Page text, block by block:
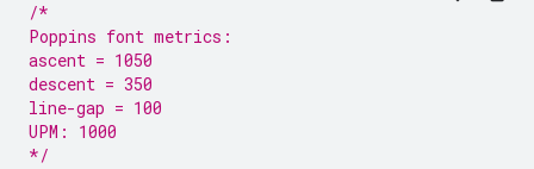
/*
Poppins font metrics:
ascent = 1050
descent = 350
line-gap = 100
UPM: 1000
*/